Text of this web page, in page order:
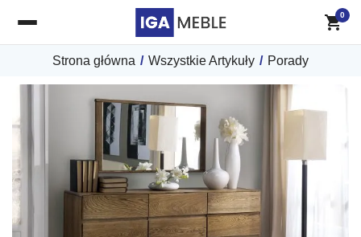
Strona główna / Wszystkie Artykuły / Porady
0